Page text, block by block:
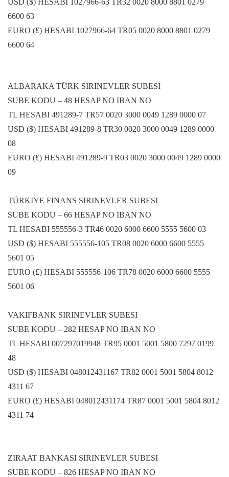
6600 63
EURO (£) HESABI 1027966-64 TR05 0020 8000 8801 0279
6600 64
ALBARAKA TÜRK SIRINEVLER SUBESI
SUBE KODU – 48 HESAP NO IBAN NO
TL HESABI 491289-7 TR57 0020 3000 0049 1289 0000 07
USD ($) HESABI 491289-8 TR30 0020 3000 0049 1289 0000
08
EURO (£) HESABI 491289-9 TR03 0020 3000 0049 1289 0000
09
TÜRKIYE FINANS SIRINEVLER SUBESI
SUBE KODU – 66 HESAP NO IBAN NO
TL HESABI 555556-3 TR46 0020 6000 6600 5555 5600 03
USD ($) HESABI 555556-105 TR08 0020 6000 6600 5555
5601 05
EURO (£) HESABI 555556-106 TR78 0020 6000 6600 5555
5601 06
VAKIFBANK SIRINEVLER SUBESI
SUBE KODU – 282 HESAP NO IBAN NO
TL HESABI 007297019948 TR95 0001 5001 5800 7297 0199
48
USD ($) HESABI 048012431167 TR82 0001 5001 5804 8012
4311 67
EURO (£) HESABI 048012431174 TR87 0001 5001 5804 8012
4311 74
ZIRAAT BANKASI SIRINEVLER SUBESI
SUBE KODU – 826 HESAP NO IBAN NO